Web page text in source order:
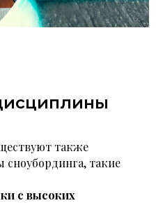
также
такие
с высоких